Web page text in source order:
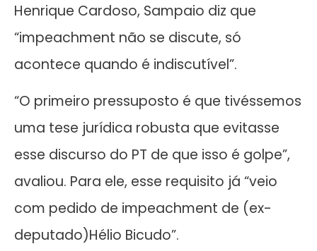
Henrique Cardoso, Sampaio diz que
“impeachment não se discute, só
acontece quando é indiscutível”.
“O primeiro pressuposto é que tivéssemos
uma tese jurídica robusta que evitasse
esse discurso do PT de que isso é golpe”,
avaliou. Para ele, esse requisito já “veio
com pedido de impeachment de (ex-
deputado)Hélio Bicudo”.